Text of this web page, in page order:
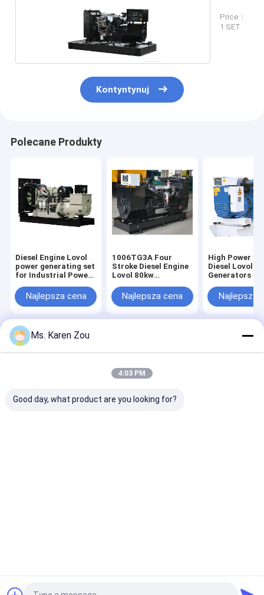
Price：
1 SET
Kontyntynuj
Polecane Produkty
Diesel Engine Lovol
power generating set
for Industrial Power
140kva
Najlepsza cena
1006TG3A Four
Stroke Diesel Engine
Lovol 80kw
Najlepsza cena
High Power 80KW
Diesel Lovol
Generators
Najlepsza
Dom O nas
Sitemap
Privacy Policy
Zestaw generatora dieslaFabryka w Chinach.Copyright ©
2026 Wuxi Gpro Power Solution Co., Ltd. All Rights Reserved.
Ms. Karen Zou
4:03 PM
Good day, what product are you looking for?